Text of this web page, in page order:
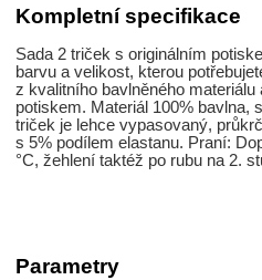
Kompletní specifikace
Sada 2 triček s originálním
barvu a velikost, kterou
z kvalitního bavlněného materiálu
potiskem. Materiál 100% bavlna,
triček je lehce vypasovaný,
s 5% podílem elastanu. Praní:
°C, žehlení taktéž po rubu na 2.
Parametry